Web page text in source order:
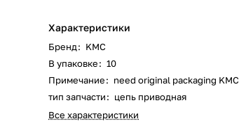
Характеристики
Бренд: KMC
В упаковке: 10
Примечание: need original packaging KMC
тип запчасти: цепь приводная
Все характеристики